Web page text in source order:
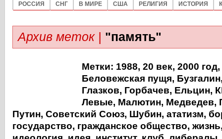
РОССИЯ СНГ В МИРЕ США РЕЛИГИЯ ИСТОРИЯ
Архив меток | "память"
Метки: 1988, 20 век, 2000 год,
Беловежская пущя, Бузгалин
Глазков, Горбачев, Ельцин,
Левые, Малютин, Медведев,
Путин, Советский Союз, Шубин, ататизм,
государство, гражданское общество, жизнь